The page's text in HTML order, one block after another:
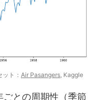
ト： Air Pasangers, Kaggle
との周期性（季節